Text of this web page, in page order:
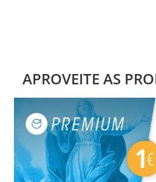
APROVEITE AS